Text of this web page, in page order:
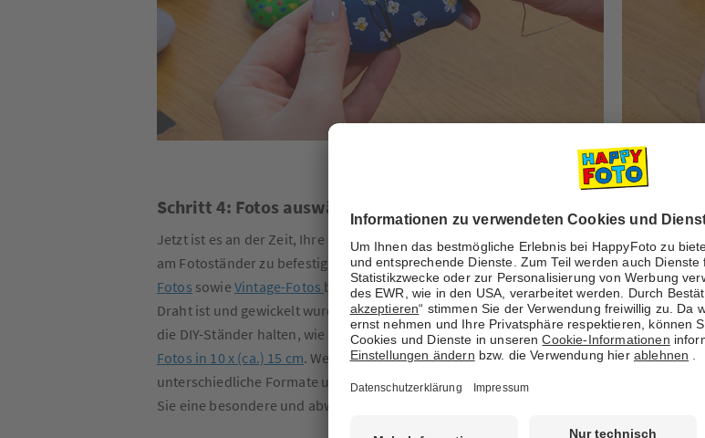
Schritt 4: Fotos auswählen und befestigen
Jetzt ist es an der Zeit, Ihre Lieblingsfotos auszuwählen und
am Fotoständer zu befestigen. Dazu eignen sich unsereMini-
Fotos sowie Vintage-Fotos besonders gut. Je stabiler der
Draht ist und gewickelt wurde, desto größere Fotos können
die DIY-Ständer halten, wie beispielsweise unserePremium-
Fotos in 10 x (ca.) 15 cm. Wenn Sie Ihre Fotos in
unterschiedliche Formate und Größen schneiden, erhalten
Sie eine besondere und abwechslungsreiche Darstellung.